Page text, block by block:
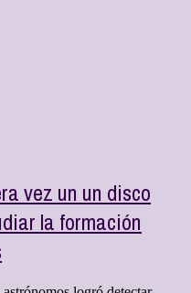
vez un un disco
la formación